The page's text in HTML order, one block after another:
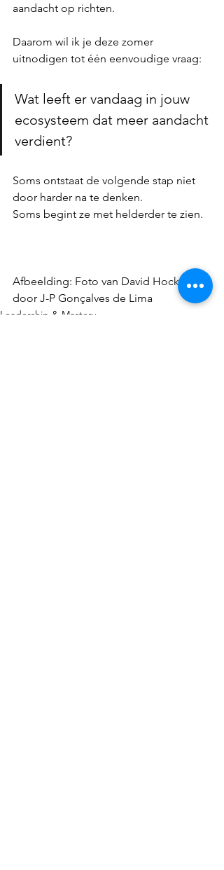
aandacht op richten.
Daarom wil ik je deze zomer
uitnodigen tot één eenvoudige vraag:
Wat leeft er vandaag in jouw
ecosysteem dat meer aandacht
verdient?
Soms ontstaat de volgende stap niet
door harder na te denken.
Soms begint ze met helderder te zien.
Afbeelding: Foto van David Hockney
door J-P Gonçalves de Lima
Leadership & Mastery